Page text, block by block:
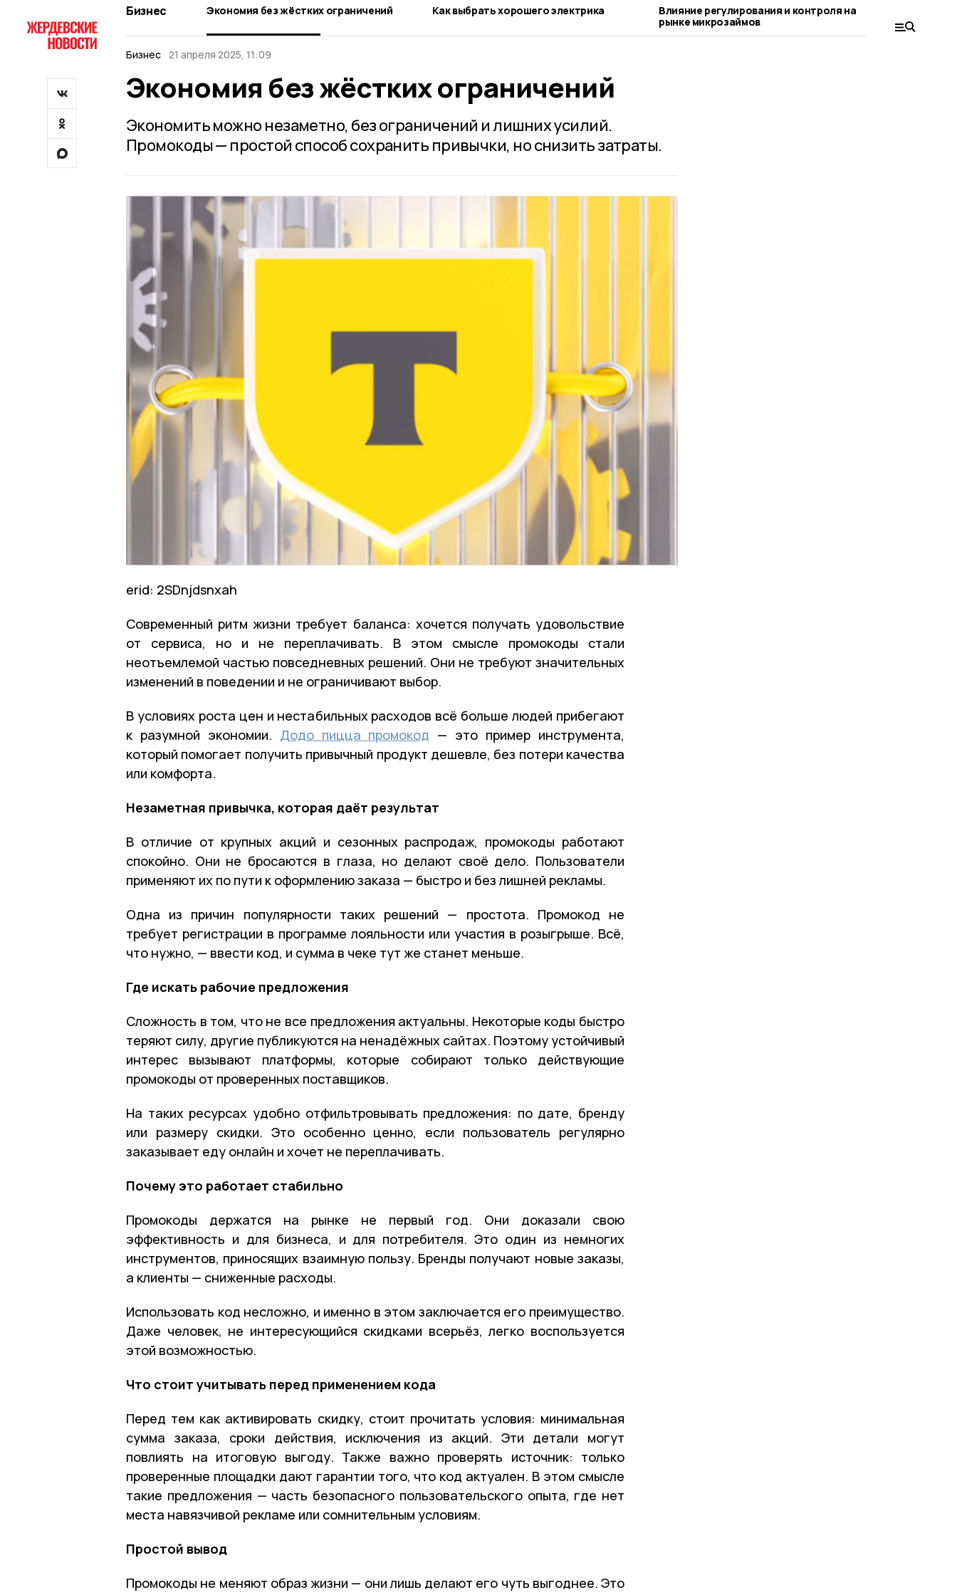
Бизнес Экономия без жёстких ограничений Как выбрать хорошего электрика
Влияние регулирования и контроля на
рынке микрозаймов
получения
Бизнес 21 апреля 2025, 11:09
Экономия без жёстких ограничений
Экономить можно незаметно, без ограничений и лишних усилий.
Промокоды — простой способ сохранить привычки, но снизить затраты.
erid: 2SDnjdsnxah
Современный ритм жизни требует баланса: хочется получать удовольствие
от сервиса, но и не переплачивать. В этом смысле промокоды стали
неотъемлемой частью повседневных решений. Они не требуют значительных
изменений в поведении и не ограничивают выбор.
В условиях роста цен и нестабильных расходов всё больше людей прибегают
к разумной экономии. Додо пицца промокод — это пример инструмента,
который помогает получить привычный продукт дешевле, без потери качества
или комфорта.
Незаметная привычка, которая даёт результат
В отличие от крупных акций и сезонных распродаж, промокоды работают
спокойно. Они не бросаются в глаза, но делают своё дело. Пользователи
применяют их по пути к оформлению заказа — быстро и без лишней рекламы.
Одна из причин популярности таких решений — простота. Промокод не
требует регистрации в программе лояльности или участия в розыгрыше. Всё,
что нужно, — ввести код, и сумма в чеке тут же станет меньше.
Где искать рабочие предложения
Сложность в том, что не все предложения актуальны. Некоторые коды быстро
теряют силу, другие публикуются на ненадёжных сайтах. Поэтому устойчивый
интерес вызывают платформы, которые собирают только действующие
промокоды от проверенных поставщиков.
На таких ресурсах удобно отфильтровывать предложения: по дате, бренду
или размеру скидки. Это особенно ценно, если пользователь регулярно
заказывает еду онлайн и хочет не переплачивать.
Почему это работает стабильно
Промокоды держатся на рынке не первый год. Они доказали свою
эффективность и для бизнеса, и для потребителя. Это один из немногих
инструментов, приносящих взаимную пользу. Бренды получают новые заказы,
а клиенты — сниженные расходы.
Использовать код несложно, и именно в этом заключается его преимущество.
Даже человек, не интересующийся скидками всерьёз, легко воспользуется
этой возможностью.
Что стоит учитывать перед применением кода
Перед тем как активировать скидку, стоит прочитать условия: минимальная
сумма заказа, сроки действия, исключения из акций. Эти детали могут
повлиять на итоговую выгоду. Также важно проверять источник: только
проверенные площадки дают гарантии того, что код актуален. В этом смысле
такие предложения — часть безопасного пользовательского опыта, где нет
места навязчивой рекламе или сомнительным условиям.
Простой вывод
Промокоды не меняют образ жизни — они лишь делают его чуть выгоднее. Это